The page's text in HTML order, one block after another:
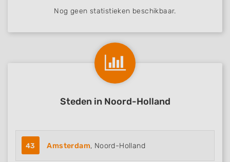
Nog geen statistieken beschikbaar.
Steden in Noord-Holland
43 Amsterdam, Noord-Holland